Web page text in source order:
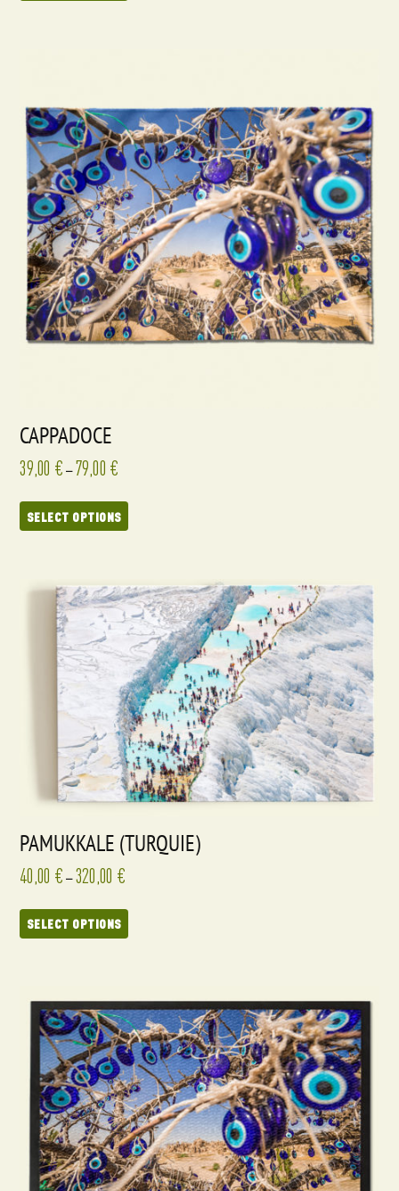
CAPPADOCE
39,00 € –79,00 €
SELECT OPTIONS
PAMUKKALE (TURQUIE)
40,00 € –320,00 €
SELECT OPTIONS